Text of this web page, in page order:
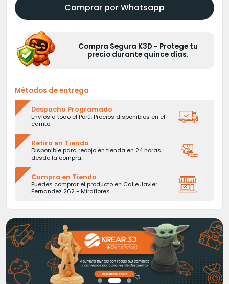
Comprar por Whatsapp
Compra Segura K3D - Protege tu
precio durante quince días.
Métodos de entrega
Despacho Programado
Envíos a todo el Perú. Precios disponibles en el
carrito.
Retiro en Tienda
Disponible para recojo en tienda en 24 horas
desde la compra.
Compra en Tienda
Puedes comprar el producto en Calle Javier
Fernandez 262 - Miraflores.